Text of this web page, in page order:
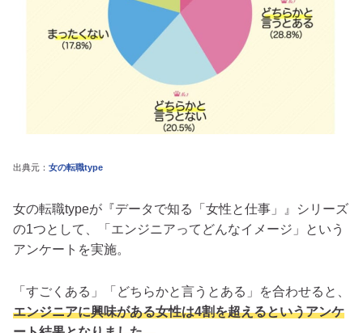
出典元： 女の転職type
女の転職typeが『データで知る「女性と仕事」』シリーズ
の1つとして、「エンジニアってどんなイメージ」という
アンケートを実施。
「すごくある」「どちらかと言うとある」を合わせると、
エンジニアに興味がある女性は4割を超えるというアンケ